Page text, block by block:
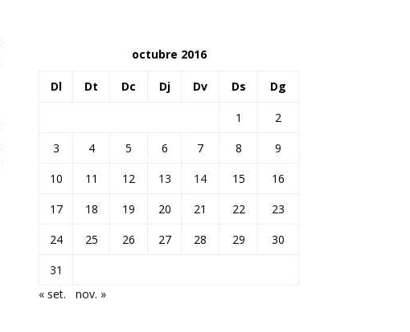
octubre 2016
Dl Dt Dc Dj Dv Ds Dg
1
2
3
4 5 6 7 8
9
10
11 12 13 14 15
16
17
18 19 20 21 22
23
24
25 26 27 28 29
30
31
« set.
nov. »